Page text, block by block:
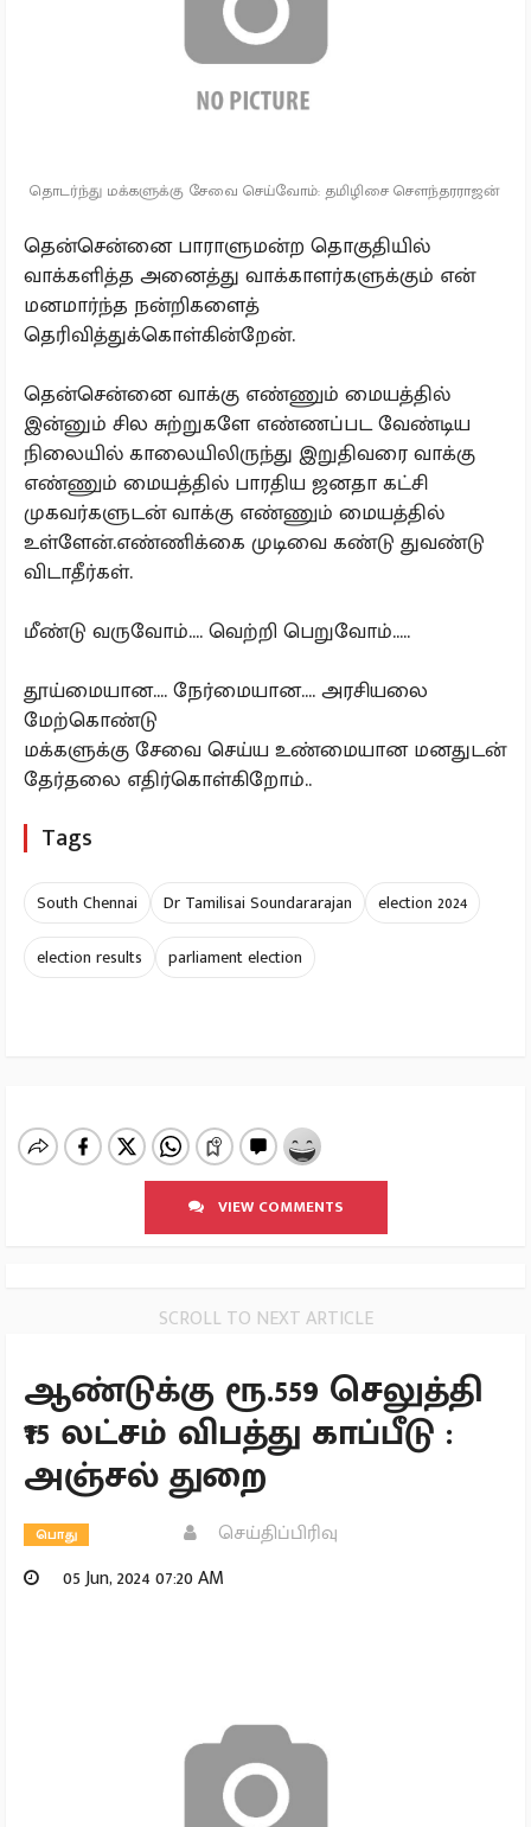
தொடர்ந்து மக்களுக்கு சேவை செய்வோம்: தமிழிசை சௌந்தரராஜன்
தென்சென்னை பாராளுமன்ற தொகுதியில்
வாக்களித்த அனைத்து வாக்காளர்களுக்கும் என்
மனமார்ந்த நன்றிகளைத்
தெரிவித்துக்கொள்கின்றேன்.
தென்சென்னை வாக்கு எண்ணும் மையத்தில்
இன்னும் சில சுற்றுகளே எண்ணப்பட வேண்டிய
நிலையில் காலையிலிருந்து இறுதிவரை வாக்கு
எண்ணும் மையத்தில் பாரதிய ஜனதா கட்சி
முகவர்களுடன் வாக்கு எண்ணும் மையத்தில்
உள்ளேன்.எண்ணிக்கை முடிவை கண்டு துவண்டு
விடாதீர்கள்.
மீண்டு வருவோம்.... வெற்றி பெறுவோம்.....
தூய்மையான.... நேர்மையான.... அரசியலை
மேற்கொண்டு
மக்களுக்கு சேவை செய்ய உண்மையான மனதுடன்
தேர்தலை எதிர்கொள்கிறோம்..
Tags
South Chennai Dr Tamilisai Soundararajan
election 2024
election results
parliament election
VIEW COMMENTS
SCROLL TO NEXT ARTICLE
ஆண்டுக்கு ரூ.559 செலுத்தி
₹15 லட்சம் விபத்து காப்பீடு :
அஞ்சல் துறை
பொது
செய்திப்பிரிவு
05 Jun, 2024 07:20 AM